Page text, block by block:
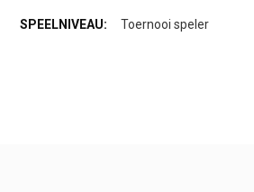
Toernooi speler